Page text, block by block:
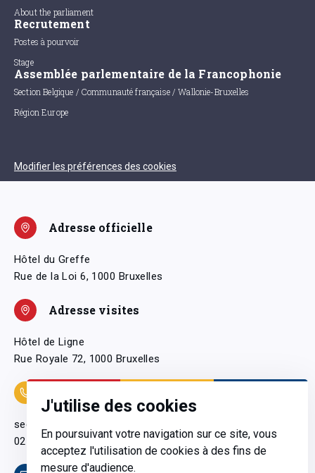
J'utilise des cookies
En poursuivant votre navigation sur ce site, vous
acceptez l'utilisation de cookies à des fins de
mesure d'audience.
About the parliament
Recrutement
Postes à pourvoir
Stage
Assemblée parlementaire de la Francophonie
Section Belgique / Communauté française / Wallonie-Bruxelles
Région Europe
Modifier les préférences des cookies
Adresse officielle
Hôtel du Greffe
Rue de la Loi 6, 1000 Bruxelles
Adresse visites
Hôtel de Ligne
Rue Royale 72, 1000 Bruxelles
secretariatgeneral@pfwb.be
02 506 38 11